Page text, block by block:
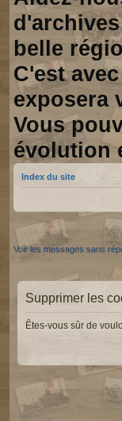
belle
C'est
exposera
Vous
évolution
Index du site
Voir les messages sans
Supprimer les
Êtes-vous sûr de